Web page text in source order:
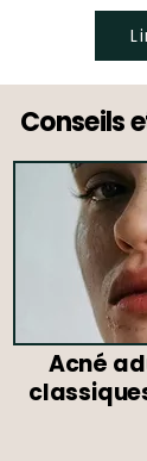
Conseils
Acné